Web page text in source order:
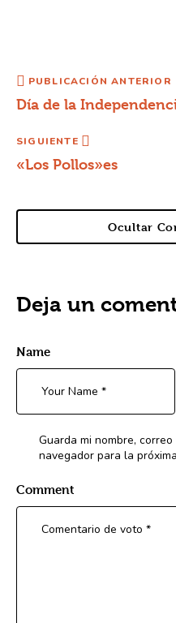
PUBLICACIÓN ANTERIOR
Día de la
SIGUIENTE
«Los Pollos»es
Ocultar
Deja un
Name
Guarda mi nombre,
navegador para la
Comment